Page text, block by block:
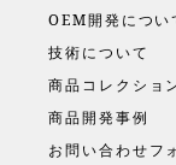
OEM開発につい
技術について
商品コレクショ
商品開発事例
お問い合わせフ